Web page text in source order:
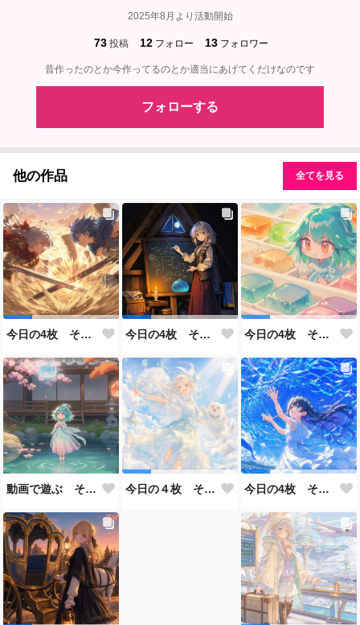
2025年8月より活動開始
73 投稿 12 フォロー 13 フォロワー
昔作ったのとか今作ってるのとか適当にあげてくだけなのです
フォローする
他の作品 全てを見る
今日の4枚 その６１ 今日の4枚 その６０ 今日の4枚 その59
動画で遊ぶ その１１ 今日の４枚 その５８ 今日の4枚 その５７